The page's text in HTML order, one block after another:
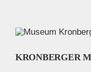
KRONBERGER